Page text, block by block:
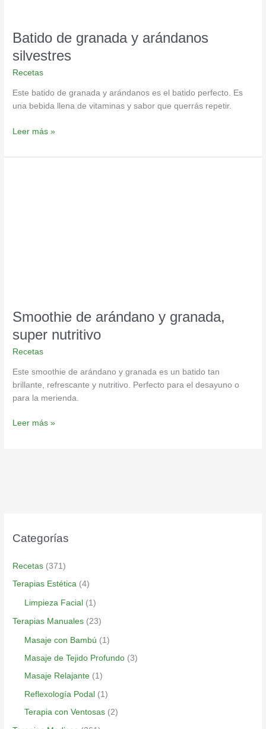
Batido de granada y arándanos
silvestres
Recetas
Este batido de granada y arándanos es el batido perfecto. Es
una bebida llena de vitaminas y sabor que querrás repetir.
Leer más »
Smoothie de arándano y granada,
super nutritivo
Recetas
Este smoothie de arándano y granada es un batido tan
brillante, refrescante y nutritivo. Perfecto para el desayuno o
para la merienda.
Leer más »
Categorías
Recetas (371)
Terapias Estética (4)
Limpieza Facial (1)
Terapias Manuales (23)
Masaje con Bambú (1)
Masaje de Tejido Profundo (3)
Masaje Relajante (1)
Reflexología Podal (1)
Terapia con Ventosas (2)